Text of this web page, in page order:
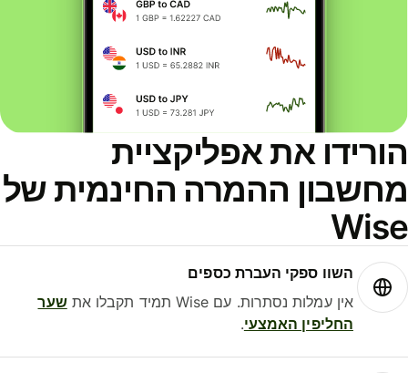
את אפליקציית
ההמרה החינמית של
השוו ספקי העברת כספים
אין עמלות נסתרות. עם Wise תמיד תקבלו את
שער
החליפין האמצעי.